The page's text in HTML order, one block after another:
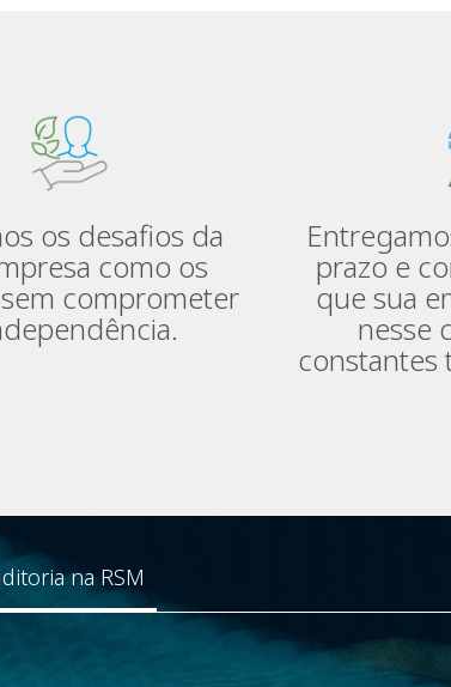
os desafios da
como os
comprometer
prazo e
que sua
nesse
constantes
na RSM